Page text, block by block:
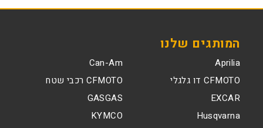
המותגים שלנו
Aprilia
Can-Am
CFMOTO דו גלגלי
CFMOTO רכבי שטח
EXCAR
GASGAS
Husqvarna
KYMCO